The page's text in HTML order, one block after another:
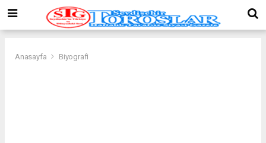
Anasayfa Biyografi